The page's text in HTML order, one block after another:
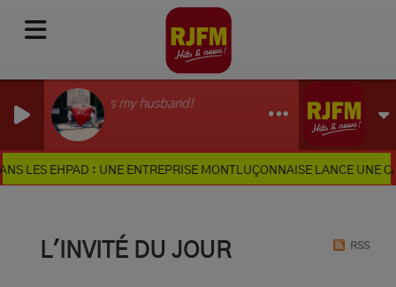
Where is my husband!
RAYE
: UNE ENTREPRISE MONTLUÇONNAISE LANCE UNE CAGNOTTE
L'INVITÉ DU JOUR RSS